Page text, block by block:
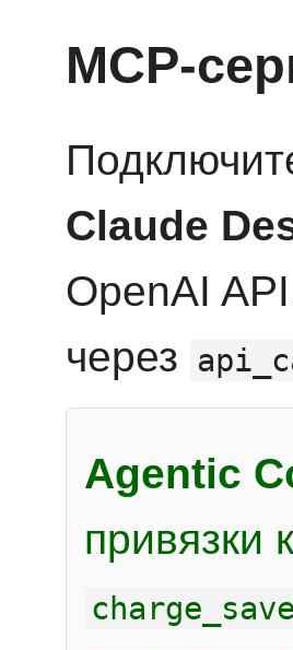
MCP-
Claude
OpenAI
через
Agentic
привязки